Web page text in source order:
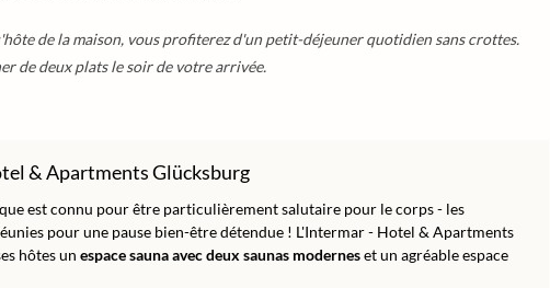
de la maison, vous profiterez d'un petit-déjeuner quotidien sans crottes.
de deux plats le soir de votre arrivée.
& Apartments Glücksburg
est connu pour être particulièrement salutaire pour le corps - les
pour une pause bien-être détendue ! L'Intermar - Hotel & Apartments
hôtes un espace sauna avec deux saunas moderneset un agréable espace